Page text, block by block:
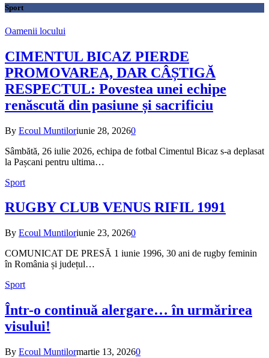
Sport
Oamenii locului
CIMENTUL BICAZ PIERDE
PROMOVAREA, DAR CÂȘTIGĂ
RESPECTUL: Povestea unei echipe
renăscută din pasiune și sacrificiu
By Ecoul Muntiloriunie 28, 20260
Sâmbătă, 26 iulie 2026, echipa de fotbal Cimentul Bicaz s-a deplasat
la Pașcani pentru ultima…
Sport
RUGBY CLUB VENUS RIFIL 1991
By Ecoul Muntiloriunie 23, 20260
COMUNICAT DE PRESĂ 1 iunie 1996, 30 ani de rugby feminin
în România și județul…
Sport
Într-o continuă alergare… în urmărirea
visului!
By Ecoul Muntilormartie 13, 20260